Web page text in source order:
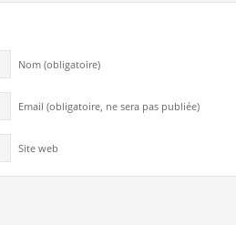
Nom (obligatoire)
Email (obligatoire, ne sera pas publiée)
Site web